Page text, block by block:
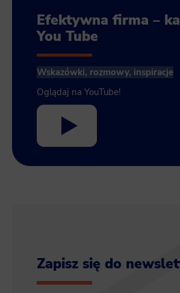
Efektywna firma –
You Tube
Wskazówki, rozmowy, inspiracje
Oglądaj na YouTube!
Zapisz się do